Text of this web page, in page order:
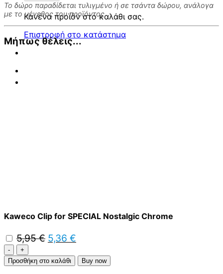
Κανένα προϊόν στο καλάθι σας.
Επιστροφή στο κατάστημα
Το δώρο παραδίδεται τυλιγμένο ή σε τσάντα δώρου, ανάλογα
με το μέγεθος του προϊόντος.
Μήπως θέλεις...
Kaweco Clip for SPECIAL Nostalgic Chrome
5,95€ Original
price
was:
5,95 €.
5,36 €
τιμή
είναι:
Στυλό
Kaweco
Special
Προσθήκη στο καλάθι Buy now